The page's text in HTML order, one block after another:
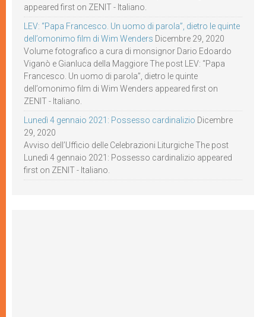
appeared first on ZENIT - Italiano.
LEV: “Papa Francesco. Un uomo di parola”, dietro le quinte
dell’omonimo film di Wim Wenders Dicembre 29, 2020
Volume fotografico a cura di monsignor Dario Edoardo
Viganò e Gianluca della Maggiore The post LEV: “Papa
Francesco. Un uomo di parola”, dietro le quinte
dell’omonimo film di Wim Wenders appeared first on
ZENIT - Italiano.
Lunedì 4 gennaio 2021: Possesso cardinalizio Dicembre
29, 2020
Avviso dell’Ufficio delle Celebrazioni Liturgiche The post
Lunedì 4 gennaio 2021: Possesso cardinalizio appeared
first on ZENIT - Italiano.